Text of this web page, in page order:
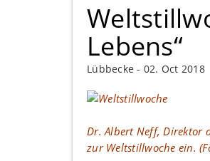
Lebens“
Lübbecke - 02. Oct 2018
Dr. Albert Neff, Direktor
zur Weltstillwoche ein.